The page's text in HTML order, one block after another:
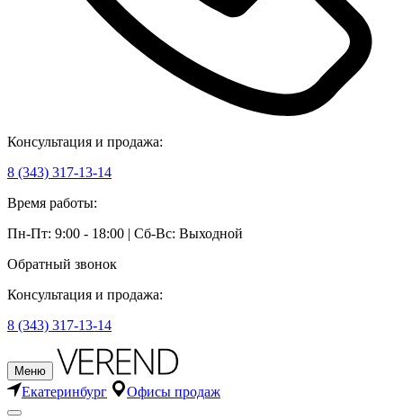
Консультация и продажа:
8 (343) 317-13-14
Время работы:
Пн-Пт: 9:00 - 18:00 | Сб-Вс: Выходной
Обратный звонок
Консультация и продажа:
8 (343) 317-13-14
Меню
Екатеринбург Офисы продаж